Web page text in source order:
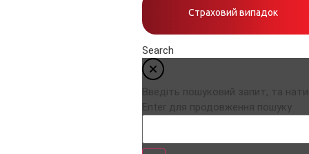
Страховий випадок
Search
Введіть пошуковий запит, та
Enter для продовження пошуку